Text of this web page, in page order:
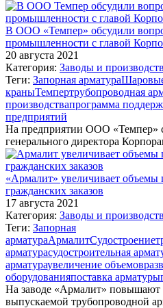
В ООО «Темпер» обсудили
промышленности с главой
20 августа 2021
Категория: Заводы и
Теги: Запорная арматура
краныТемпертрубопроводная
производствапрограмма
предприятий
На предприятии ООО «Темпер»
генерального директора
«Армалит» увеличивает объемы
гражданских заказов
17 августа 2021
Категория: Заводы и
Теги: Запорная
арматураАрмалитСудостроение
арматурасудостроительная
арматураувеличение объемов
оборудованияпоставка арматуры
На заводе «Армалит» повышают
выпускаемой трубопроводной